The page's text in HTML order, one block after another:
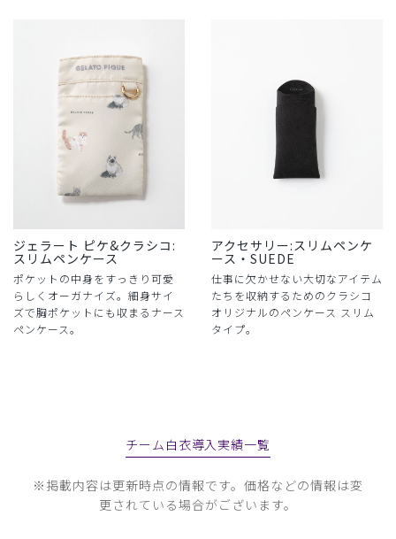
ジェラート ピケ&クラシコ:
スリムペンケース
ポケットの中身をすっきり可愛
らしくオーガナイズ。細身サイ
ズで胸ポケットにも収まるナース
ペンケース。
アクセサリー:スリムペンケ
ース・SUEDE
仕事に欠かせない大切なアイテム
たちを収納するためのクラシコ
オリジナルのペンケース スリム
タイプ。
チーム白衣導入実績一覧
※掲載内容は更新時点の情報です。価格などの情報は変
更されている場合がございます。